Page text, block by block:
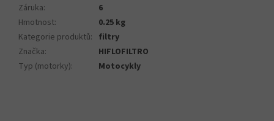
Záruka:
6
Hmotnost:
0.25 kg
Kategorie produktů: filtry
Značka:
HIFLOFILTRO
Typ (motorky): Motocykly